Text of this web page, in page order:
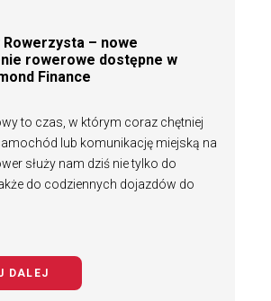
– nowe
rowerowe dostępne w
Finance
to czas, w którym coraz chętniej
lub komunikację miejską na
służy nam dziś nie tylko do
do codziennych dojazdów do
DALEJ